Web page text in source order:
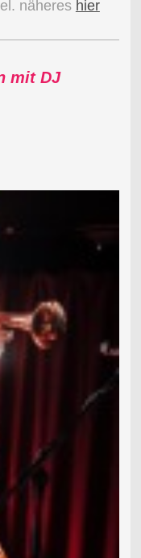
näheres hier
mit DJ